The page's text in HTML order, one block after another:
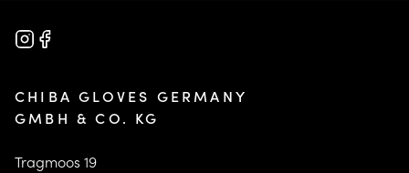
CHIBA GLOVES GERMANY
GMBH & CO. KG
Tragmoos 19